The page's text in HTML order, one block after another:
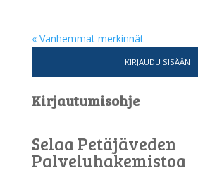
« Vanhemmat merkinnät
KIRJAUDU SISÄÄN
Kirjautumisohje
Selaa Petäjäveden
Palveluhakemistoa